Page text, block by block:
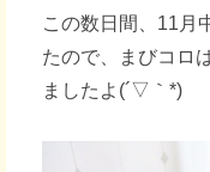
この数日間、11月
たので、まびコロ
ましたよ(´▽｀*)